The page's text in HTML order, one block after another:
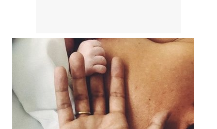
Magdalena de Suecia responde a las críticas y explica por qué le han permitido lanzar su propio negocio